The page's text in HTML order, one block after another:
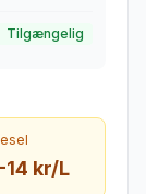
Tilgængelig
14 kr/L